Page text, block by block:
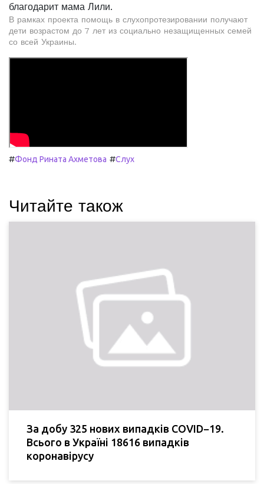
благодарит мама Лили.
В рамках проекта помощь в слухопротезировании получают
дети возрастом до 7 лет из социально незащищенных семей
со всей Украины.
#Фонд Рината Ахметова #Слух
Читайте також
За добу 325 нових випадків COVID−19.
Всього в Україні 18616 випадків
коронавірусу